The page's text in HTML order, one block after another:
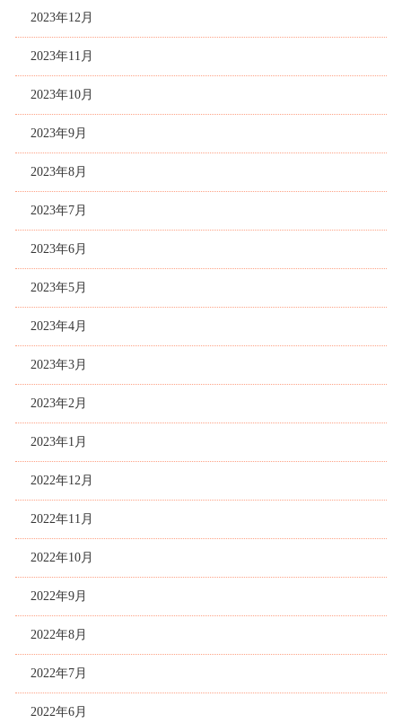
2023年12月
2023年11月
2023年10月
2023年9月
2023年8月
2023年7月
2023年6月
2023年5月
2023年4月
2023年3月
2023年2月
2023年1月
2022年12月
2022年11月
2022年10月
2022年9月
2022年8月
2022年7月
2022年6月